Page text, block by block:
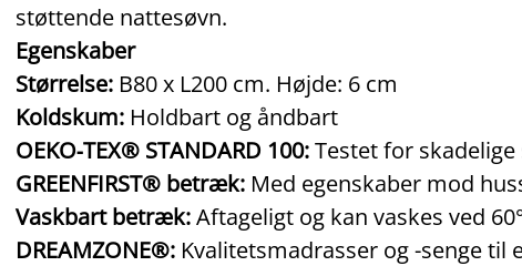
støttende nattesøvn.
Egenskaber
Størrelse: B80 x L200 cm. Højde: 6 cm
Koldskum: Holdbart og åndbart
OEKO‑TEX® STANDARD 100:Testet for
GREENFIRST® betræk: Med egenskaber mod
Vaskbart betræk:Aftageligt og kan vaskes ved
DREAMZONE®: Kvalitetsmadrasser og -senge til